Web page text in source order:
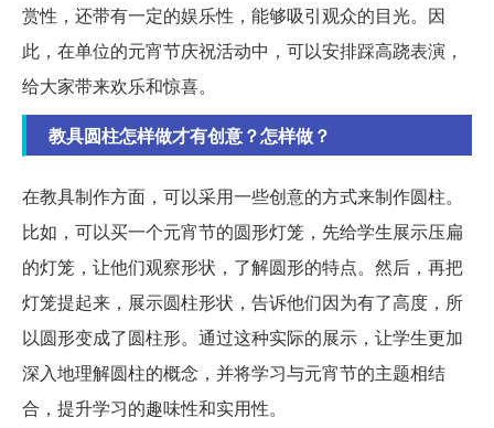
赏性，还带有一定的娱乐性，能够吸引观众的目光。因
此，在单位的元宵节庆祝活动中，可以安排踩高跷表演，
给大家带来欢乐和惊喜。
教具圆柱怎样做才有创意？怎样做？
在教具制作方面，可以采用一些创意的方式来制作圆柱。
比如，可以买一个元宵节的圆形灯笼，先给学生展示压扁
的灯笼，让他们观察形状，了解圆形的特点。然后，再把
灯笼提起来，展示圆柱形状，告诉他们因为有了高度，所
以圆形变成了圆柱形。通过这种实际的展示，让学生更加
深入地理解圆柱的概念，并将学习与元宵节的主题相结
合，提升学习的趣味性和实用性。